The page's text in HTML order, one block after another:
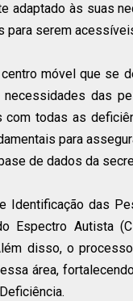
adaptado às suas
para serem
móvel que se
das
todas as
para
de dados da
Identificação das
Espectro Autista
disso, o
área,